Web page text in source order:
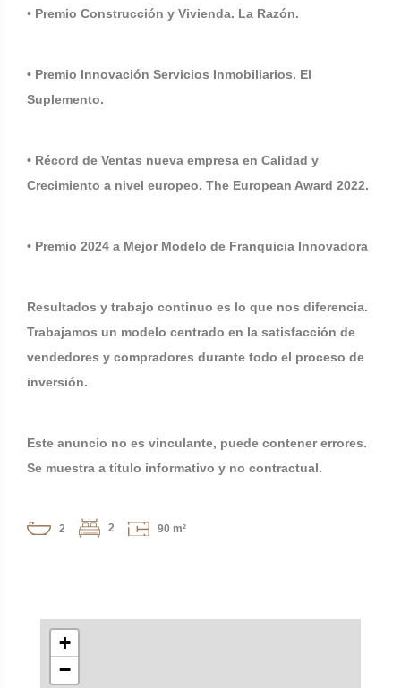
• Premio Construcción y Vivienda. La Razón.
• Premio Innovación Servicios Inmobiliarios. El
Suplemento.
• Récord de Ventas nueva empresa en Calidad y
Crecimiento a nivel europeo. The European Award 2022.
• Premio 2024 a Mejor Modelo de Franquicia Innovadora
Resultados y trabajo continuo es lo que nos diferencia.
Trabajamos un modelo centrado en la satisfacción de
vendedores y compradores durante todo el proceso de
inversión.
Este anuncio no es vinculante, puede contener errores.
Se muestra a título informativo y no contractual.
2 2 90 m²
+
−